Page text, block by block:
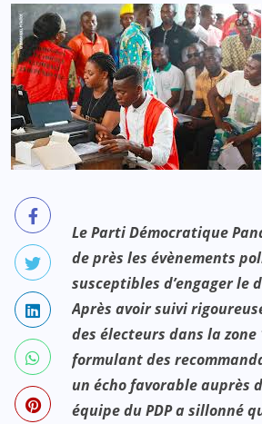
Le Parti Démocratique
de près les évènements
susceptibles d’engager le
Après avoir suivi
des électeurs dans la zone
formulant des
un écho favorable auprès
équipe du PDP a sillonné